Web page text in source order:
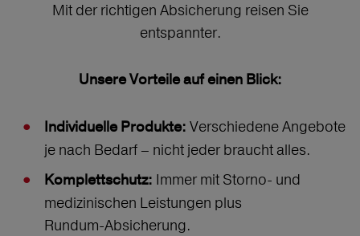
Mit der richtigen Absicherung reisen Sie
entspannter.
Unsere Vorteile auf einen Blick:
Individuelle Produkte: Verschiedene Angebote
je nach Bedarf – nicht jeder braucht alles.
Komplettschutz: Immer mit Storno‑ und
medizinischen Leistungen plus
Rundum‑Absicherung.